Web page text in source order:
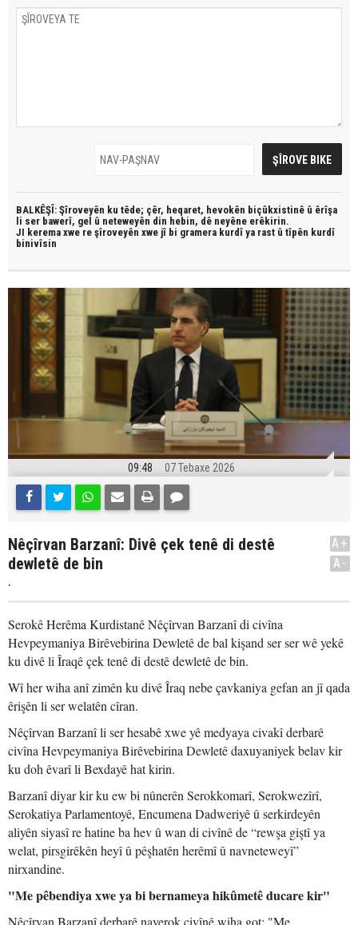
BALKÊŞÎ: Şîroveyên ku têde; çêr, heqaret, hevokên biçûkxistinê û êrîşa
li ser bawerî, gel û neteweyên din hebin, dê neyêne erêkirin.
JI kerema xwe re şîroveyên xwe jî bi gramera kurdî ya rast û tîpên kurdî
binivîsin
09:48 07 Tebaxe 2026
Nêçîrvan Barzanî: Divê çek tenê di destê
dewletê de bin
.
A+
A-
Serokê Herêma Kurdistanê Nêçîrvan Barzanî di civîna
Hevpeymaniya Birêvebirina Dewletê de bal kişand ser ser wê yekê
ku divê li Îraqê çek tenê di destê dewletê de bin.
Wî her wiha anî zimên ku divê Îraq nebe çavkaniya gefan an jî qada
êrişên li ser welatên cîran.
Nêçîrvan Barzanî li ser hesabê xwe yê medyaya civakî derbarê
civîna Hevpeymaniya Birêvebirina Dewletê daxuyaniyek belav kir
ku doh êvarî li Bexdayê hat kirin.
Barzanî diyar kir ku ew bi nûnerên Serokkomarî, Serokwezîrî,
Serokatiya Parlamentoyê, Encumena Dadweriyê û serkirdeyên
aliyên siyasî re hatine ba hev û wan di civînê de “rewşa giştî ya
welat, pirsgirêkên heyî û pêşhatên herêmî û navneteweyî”
nirxandine.
"Me pêbendiya xwe ya bi bernameya hikûmetê ducare kir"
Nêçîrvan Barzanî derbarê naverok civînê wiha got: "Me